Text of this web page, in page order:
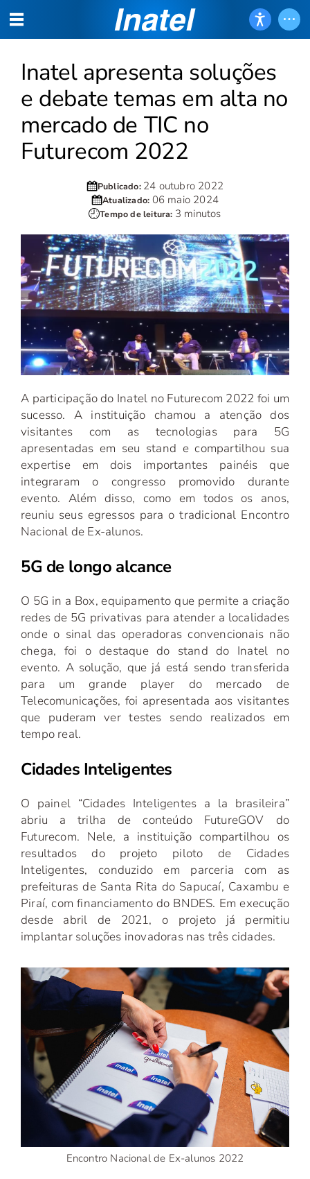
Inatel apresenta soluções
e debate temas em alta no
mercado de TIC no
Futurecom 2022
Publicado: 24 outubro 2022
Atualizado: 06 maio 2024
Tempo de leitura: 3 minutos
A participação do Inatel no Futurecom 2022 foi um
sucesso. A instituição chamou a atenção dos
visitantes com as tecnologias para 5G
apresentadas em seu stand e compartilhou sua
expertise em dois importantes painéis que
integraram o congresso promovido durante
evento. Além disso, como em todos os anos,
reuniu seus egressos para o tradicional Encontro
Nacional de Ex-alunos.
5G de longo alcance
O 5G in a Box, equipamento que permite a criação
redes de 5G privativas para atender a localidades
onde o sinal das operadoras convencionais não
chega, foi o destaque do stand do Inatel no
evento. A solução, que já está sendo transferida
para um grande player do mercado de
Telecomunicações, foi apresentada aos visitantes
que puderam ver testes sendo realizados em
tempo real.
Cidades Inteligentes
O painel “Cidades Inteligentes a la brasileira”
abriu a trilha de conteúdo FutureGOV do
Futurecom. Nele, a instituição compartilhou os
resultados do projeto piloto de Cidades
Inteligentes, conduzido em parceria com as
prefeituras de Santa Rita do Sapucaí, Caxambu e
Piraí, com financiamento do BNDES. Em execução
desde abril de 2021, o projeto já permitiu
implantar soluções inovadoras nas três cidades.
Encontro Nacional de Ex-alunos 2022